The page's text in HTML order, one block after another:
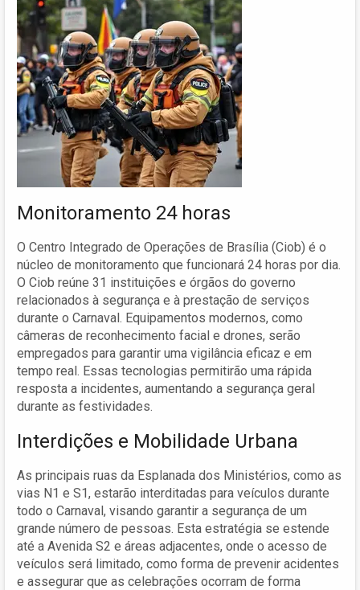
Monitoramento 24 horas
O Centro Integrado de Operações de Brasília (Ciob) é o
núcleo de monitoramento que funcionará 24 horas por dia.
O Ciob reúne 31 instituições e órgãos do governo
relacionados à segurança e à prestação de serviços
durante o Carnaval. Equipamentos modernos, como
câmeras de reconhecimento facial e drones, serão
empregados para garantir uma vigilância eficaz e em
tempo real. Essas tecnologias permitirão uma rápida
resposta a incidentes, aumentando a segurança geral
durante as festividades.
Interdições e Mobilidade Urbana
As principais ruas da Esplanada dos Ministérios, como as
vias N1 e S1, estarão interditadas para veículos durante
todo o Carnaval, visando garantir a segurança de um
grande número de pessoas. Esta estratégia se estende
até a Avenida S2 e áreas adjacentes, onde o acesso de
veículos será limitado, como forma de prevenir acidentes
e assegurar que as celebrações ocorram de forma